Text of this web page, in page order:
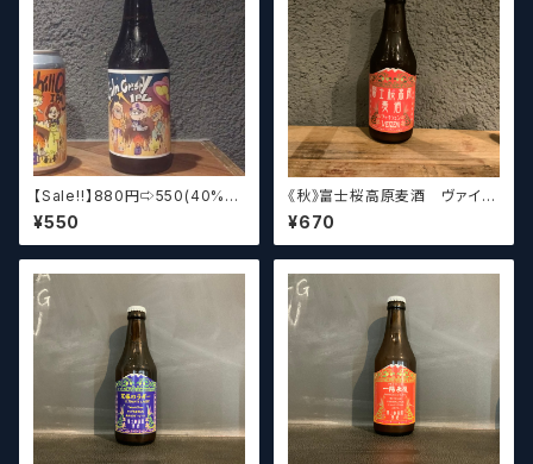
【Sale‼︎】880円⇨550(40%of
f)《池》富士桜高原麦酒×クラフ
トビールシザーズ秋葉原 Cal
m Crispy IPL⁡【クラフトビール】
¥550
《秋》富士桜高原麦酒 ヴァイツ
ェン Fujizakura Kougen B
eer Weizen【クラフトビール】
¥670